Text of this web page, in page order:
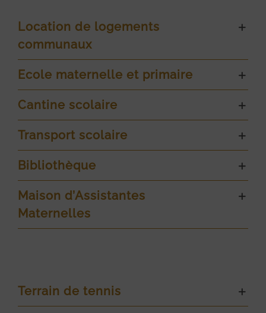
Location de logements
communaux
Ecole maternelle et primaire
Cantine scolaire
Transport scolaire
Bibliothèque
Maison d’Assistantes
Maternelles
Terrain de tennis